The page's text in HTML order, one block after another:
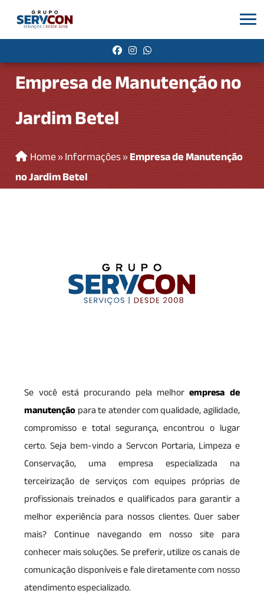
Empresa de Manutenção no
Jardim Betel
Home»Informações»Empresa de Manutenção
no Jardim Betel
Se você está procurando pela melhorempresa de
manutençãopara te atender com qualidade, agilidade,
compromisso e total segurança, encontrou o lugar
certo. Seja bem-vindo a Servcon Portaria, Limpeza e
Conservação, uma empresa especializada na
terceirização de serviços com equipes próprias de
profissionais treinados e qualificados para garantir a
melhor experiência para nossos clientes. Quer saber
mais? Continue navegando em nosso site para
conhecer mais soluções. Se preferir, utilize os canais de
comunicação disponíveis e fale diretamente com nosso
atendimento especializado.